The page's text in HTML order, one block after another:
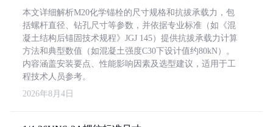
本文详细解析M20化学锚栓的尺寸规格和抗拔承载力，包
括螺杆直径、钻孔尺寸等参数，并依据专业标准（如《混
凝土结构后锚固技术规程》JGJ 145）提供抗拔承载力计算
方法和典型数值（如混凝土强度C30下设计值约80kN）。
内容涵盖安装要点、性能影响因素及选型建议，适用于工
程技术人员参考。
2026年8月4日